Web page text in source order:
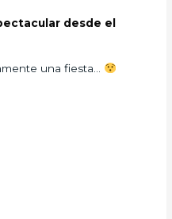
desde el
una fiesta…